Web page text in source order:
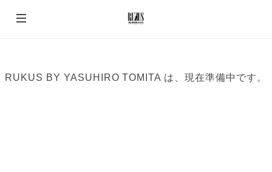
RUKUS BY YASUHIRO TOMITA は、現在準備中です。